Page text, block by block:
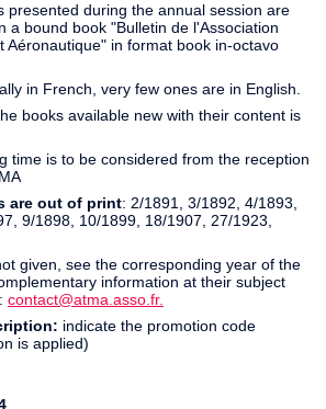
presented during the annual session are
a bound book "Bulletin de l'Association
Aéronautique" in format book in-octavo
in French, very few ones are in English.
books available new with their content is
time is to be considered from the reception
are out of print: 2/1891, 3/1892, 4/1893,
9/1898, 10/1899, 18/1907, 27/1923,
given, see the corresponding year of the
information at their subject
contact@atma.asso.fr.
indicate the promotion code
is applied)